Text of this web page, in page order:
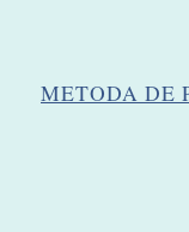
METODA DE